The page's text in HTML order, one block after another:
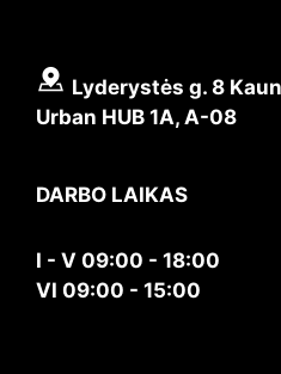
Lyderystės g. 8
Urban HUB 1A, A-08
DARBO LAIKAS
I - V 09:00 - 18:00
VI 09:00 - 15:00